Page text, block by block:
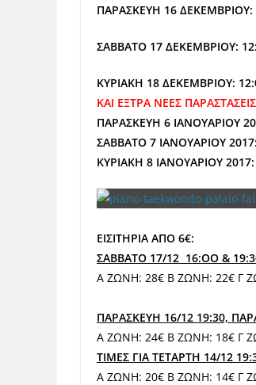
ΠΑΡΑΣΚΕΥΗ 16 ΔΕΚΕΜΒΡΙΟΥ:
ΣΑΒΒΑΤΟ 17 ΔΕΚΕΜΒΡΙΟΥ:
ΚΥΡΙΑΚΗ 18 ΔΕΚΕΜΒΡΙΟΥ:
ΚΑΙ ΕΞΤΡΑ ΝΕΕΣ
ΠΑΡΑΣΚΕΥΗ 6 ΙΑΝΟΥΑΡΙΟΥ
ΣΑΒΒΑΤΟ 7 ΙΑΝΟΥΑΡΙΟΥ
ΚΥΡΙΑΚΗ 8 ΙΑΝΟΥΑΡΙΟΥ
ΕΙΣΙΤΗΡΙΑ ΑΠΟ 6€:
ΣΑΒΒΑΤΟ 17/12 16:OO &
Α ΖΩΝΗ: 28€ Β ΖΩΝΗ: 22€ Γ
ΠΑΡΑΣΚΕΥΗ 16/12 19:30,
Α ΖΩΝΗ: 24€ Β ΖΩΝΗ: 18€ Γ
ΤΙΜΕΣ ΓΙΑ ΤΕΤΑΡΤΗ 14/12
Α ΖΩΝΗ: 20€ Β ΖΩΝΗ: 14€ Γ